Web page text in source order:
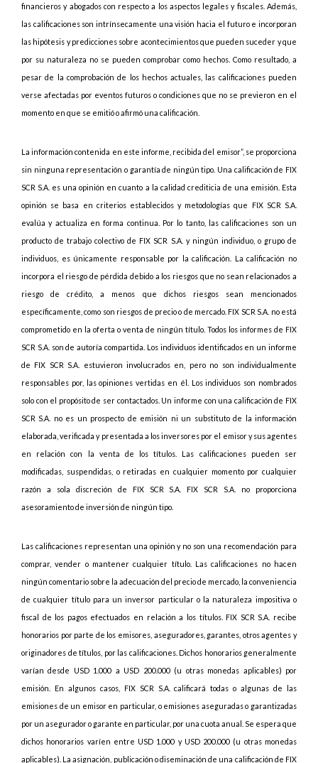
financieros y abogados con respecto a los aspectos legales y fiscales. Además,
las calificaciones son intrínsecamente una visión hacia el futuro e incorporan
las hipótesis y predicciones sobre acontecimientos que pueden suceder y que
por su naturaleza no se pueden comprobar como hechos. Como resultado, a
pesar de la comprobación de los hechos actuales, las calificaciones pueden
verse afectadas por eventos futuros o condiciones que no se previeron en el
momento en que se emitió o afirmó una calificación.
La información contenida en este informe, recibida del emisor”, se proporciona
sin ninguna representación o garantía de ningún tipo. Una calificación de FIX
SCR S.A. es una opinión en cuanto a la calidad crediticia de una emisión. Esta
opinión se basa en criterios establecidos y metodologías que FIX SCR S.A.
evalúa y actualiza en forma continua. Por lo tanto, las calificaciones son un
producto de trabajo colectivo de FIX SCR S.A. y ningún individuo, o grupo de
individuos, es únicamente responsable por la calificación. La calificación no
incorpora el riesgo de pérdida debido a los riesgos que no sean relacionados a
riesgo de crédito, a menos que dichos riesgos sean mencionados
específicamente, como son riesgos de precio o de mercado. FIX SCR S.A. no está
comprometido en la oferta o venta de ningún título. Todos los informes de FIX
SCR S.A. son de autoría compartida. Los individuos identificados en un informe
de FIX SCR S.A. estuvieron involucrados en, pero no son individualmente
responsables por, las opiniones vertidas en él. Los individuos son nombrados
solo con el propósito de ser contactados. Un informe con una calificación de FIX
SCR S.A. no es un prospecto de emisión ni un substituto de la información
elaborada, verificada y presentada a los inversores por el emisor y sus agentes
en relación con la venta de los títulos. Las calificaciones pueden ser
modificadas, suspendidas, o retiradas en cualquier momento por cualquier
razón a sola discreción de FIX SCR S.A. FIX SCR S.A. no proporciona
asesoramiento de inversión de ningún tipo.
Las calificaciones representan una opinión y no son una recomendación para
comprar, vender o mantener cualquier título. Las calificaciones no hacen
ningún comentario sobre la adecuación del precio de mercado, la conveniencia
de cualquier título para un inversor particular o la naturaleza impositiva o
fiscal de los pagos efectuados en relación a los títulos. FIX SCR S.A. recibe
honorarios por parte de los emisores, aseguradores, garantes, otros agentes y
originadores de títulos, por las calificaciones. Dichos honorarios generalmente
varían desde USD 1.000 a USD 200.000 (u otras monedas aplicables) por
emisión. En algunos casos, FIX SCR S.A. calificará todas o algunas de las
emisiones de un emisor en particular, o emisiones aseguradas o garantizadas
por un asegurador o garante en particular, por una cuota anual. Se espera que
dichos honorarios varíen entre USD 1.000 y USD 200.000 (u otras monedas
aplicables). La asignación, publicación o diseminación de una calificación de FIX